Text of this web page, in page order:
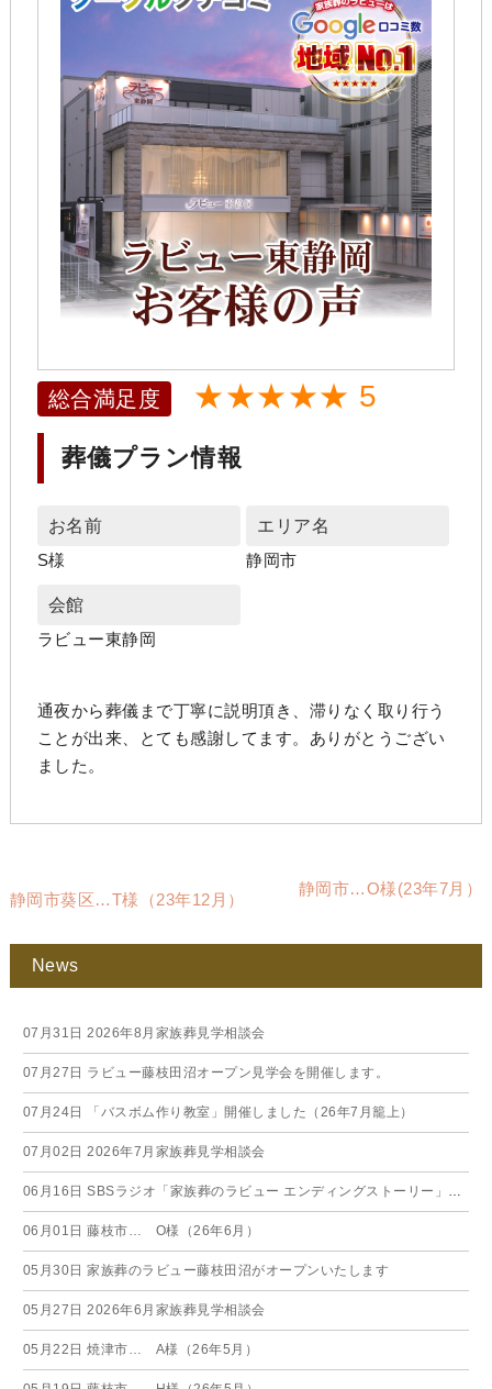
総合満足度 ★★★★★ 5
葬儀プラン情報
お名前
S様
エリア名
静岡市
会館
ラビュー東静岡
通夜から葬儀まで丁寧に説明頂き、滞りなく取り行う
ことが出来、とても感謝してます。ありがとうござい
ました。
静岡市葵区…T様（23年12月）
静岡市…O様(23年7月）
News
07月31日 2026年8月家族葬見学相談会
07月27日 ラビュー藤枝田沼オープン見学会を開催します。
07月24日 「バスボム作り教室」開催しました（26年7月籠上）
07月02日 2026年7月家族葬見学相談会
06月16日 SBSラジオ「家族葬のラビュー エンディングストーリー」に弊社スタッフが出演いたしました（26年6月）
06月01日 藤枝市… O様（26年6月）
05月30日 家族葬のラビュー藤枝田沼がオープンいたします
05月27日 2026年6月家族葬見学相談会
05月22日 焼津市… A様（26年5月）